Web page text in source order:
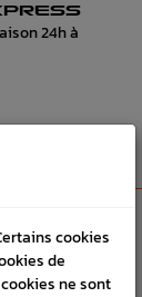
24h à
cookies
de
ne sont